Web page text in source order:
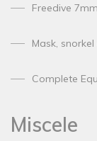
Freedive
Mask,
Complete
Miscele